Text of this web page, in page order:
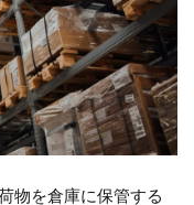
物を倉庫に保管する